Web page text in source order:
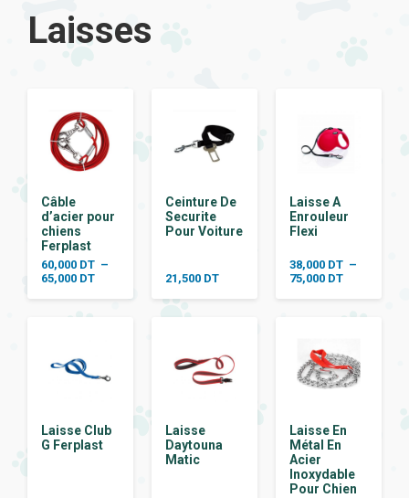
Laisses
Câble
d’acier pour
chiens
Ferplast
60,000 DT –
65,000 DTPlage
Ceinture De
Securite
Pour Voiture
21,500 DT
Laisse A
Enrouleur
Flexi
38,000 DT –
75,000 DTPlage
38,000 DT
Laisse Club
G Ferplast
Laisse
Daytouna
Matic
Laisse En
Métal En
Acier
Inoxydable
Pour Chien